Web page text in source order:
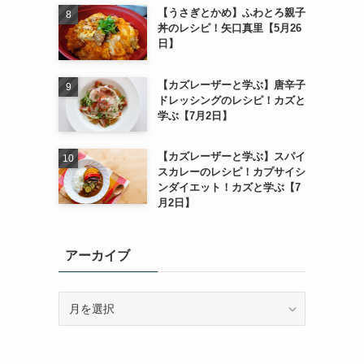
【うさぎとかめ】ふわとろ親子
丼のレシピ！矢口真里【5月26
日】
【カズレーザーと学ぶ】唐辛子
ドレッシングのレシピ！カズと
学ぶ【7月2日】
【カズレーザーと学ぶ】スパイ
スカレーのレシピ！カプサイシ
ンダイエット！カズと学ぶ【7
月2日】
アーカイブ